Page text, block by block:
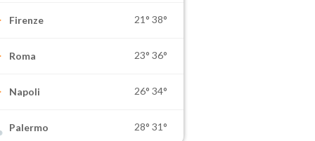
Firenze 21° 38°
Roma 23° 36°
Napoli 26° 34°
Palermo 28° 31°